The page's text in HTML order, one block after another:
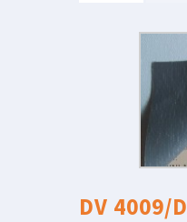
DV 4009/D